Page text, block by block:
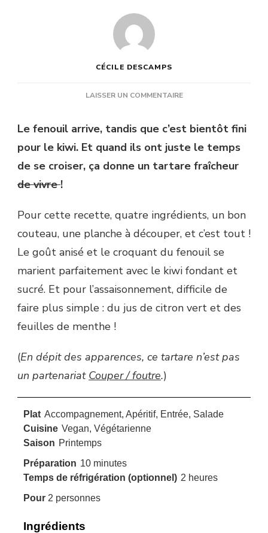
CÉCILE DESCAMPS
LAISSER UN COMMENTAIRESUR
FENOUIL
ET
À
AU
CITRON
Le fenouil arrive, tandis que c’est bientôt fini
pour le kiwi. Et quand ils ont juste le temps
de se croiser, ça donne un tartare fraîcheur
de vivre!
Pour cette recette, quatre ingrédients, un bon
couteau, une planche à découper, et c’est tout !
Le goût anisé et le croquant du fenouil se
marient parfaitement avec le kiwi fondant et
sucré. Et pour l’assaisonnement, difficile de
faire plus simple : du jus de citron vert et des
feuilles de menthe !
(En dépit des apparences, ce tartare n’est pas
un partenariat Couper / foutre.)
Plat Accompagnement, Apéritif, Entrée, Salade
Cuisine Vegan, Végétarienne
Saison Printemps
Préparation 10minutes
minutes
Temps de réfrigération (optionnel) 2 heures
heures
Pour 2 personnes
Ingrédients